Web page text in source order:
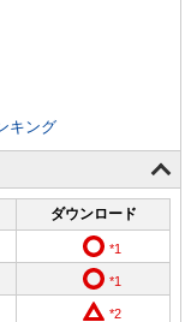
キング
ダウンロード